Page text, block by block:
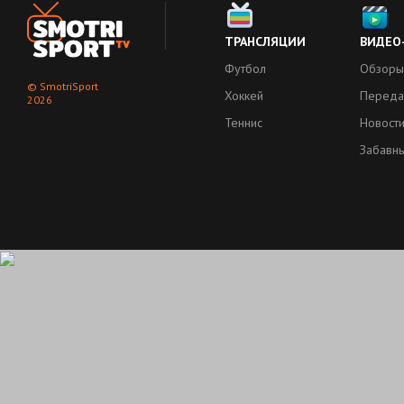
© SmotriSport
2026
ТРАНСЛЯЦИИ
Футбол
Хоккей
Теннис
Обзоры
Новости